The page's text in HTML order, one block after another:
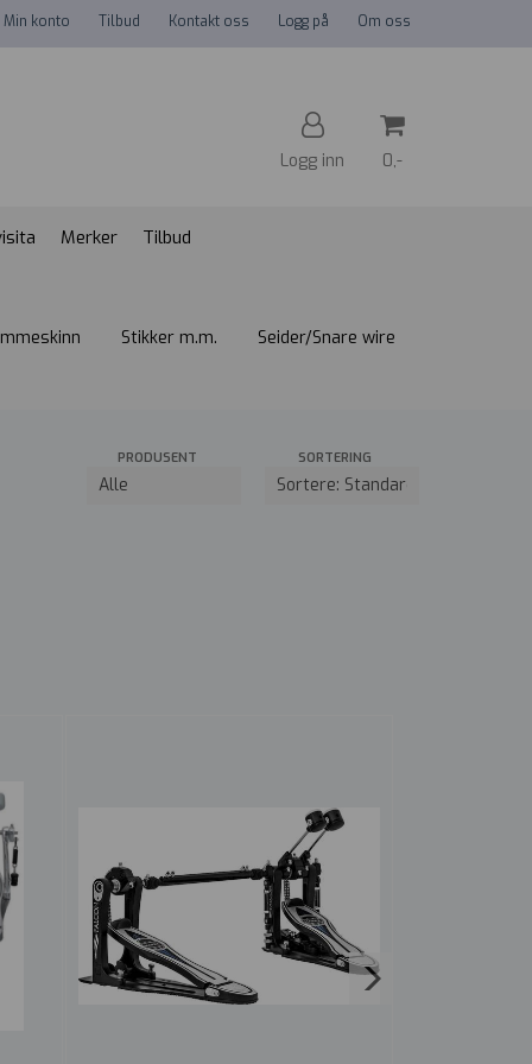
Min konto Tilbud Kontakt oss Logg på Om oss
Logg inn 0,-
Merker Tilbud
Stikker m.m. Seider/Snare wire
PRODUSENT SORTERING
Trykk ENTER for å søke